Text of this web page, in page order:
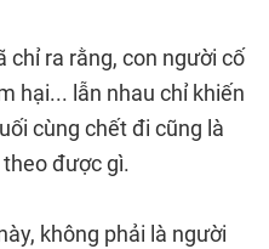
chỉ ra rằng, con người cố
hại... lẫn nhau chỉ khiến
cùng chết đi cũng là
được gì.
không phải là người